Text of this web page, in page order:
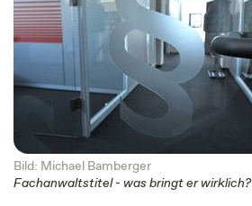
Bild: Michael Bamberger
Fachanwaltstitel - was bringt er wirklich?